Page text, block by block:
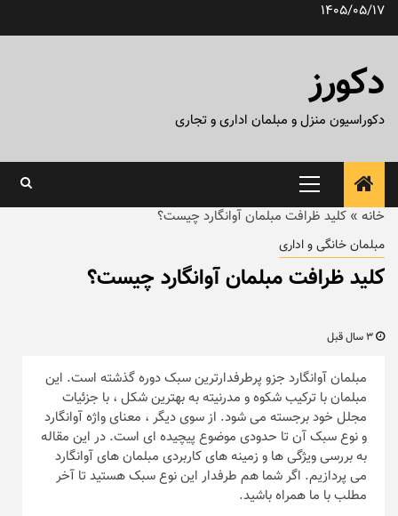
پرش1405/05/17
دکورز
دکوراسیون منزل و مبلمان اداری و تجاری
منوی
اصلی
خانه » کلید ظرافت مبلمان آوانگارد چیست؟
مبلمان خانگی و اداری
کلید ظرافت مبلمان آوانگارد چیست؟
مبلمان آوانگارد جزو پرطرفدارترین سبک دوره گذشته است. این
مبلمان با ترکیب شکوه و مدرنیته به بهترین شکل ، با جزئیات
مجلل خود برجسته می شود. از سوی دیگر ، معنای واژه آوانگارد
و نوع سبک آن تا حدودی موضوع پیچیده ای است. در این مقاله
به بررسی ویژگی ها و زمینه های کاربردی مبلمان های آوانگارد
می پردازیم. اگر شما هم طرفدار این نوع سبک هستید تا آخر
مطلب با ما همراه باشید.